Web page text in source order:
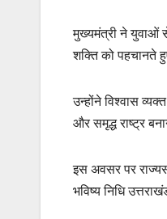
मुख्यमंत्री ने युवाओं
शक्ति को पहचानते
उन्होंने विश्वास
और समृद्ध राष्ट्र
इस अवसर पर
भविष्य निधि